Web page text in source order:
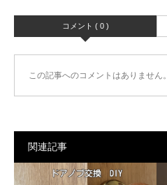
コメント ( 0 )
この記事へのコメントはありません。
関連記事